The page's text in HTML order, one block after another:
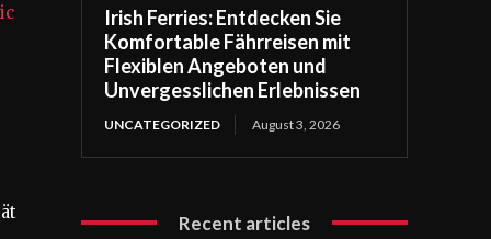
Irish Ferries: Entdecken Sie
Komfortable Fährreisen mit
Flexiblen Angeboten und
Unvergesslichen Erlebnissen
UNCATEGORIZED August 3, 2026
Recent articles